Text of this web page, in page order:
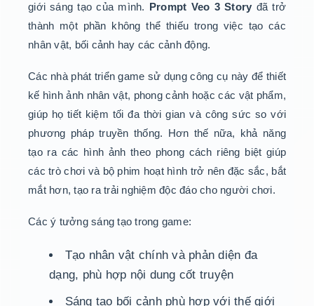
giới sáng tạo của mình. Prompt Veo 3 Story đã trở
thành một phần không thể thiếu trong việc tạo các
nhân vật, bối cảnh hay các cảnh động.
Các nhà phát triển game sử dụng công cụ này để thiết
kế hình ảnh nhân vật, phong cảnh hoặc các vật phẩm,
giúp họ tiết kiệm tối đa thời gian và công sức so với
phương pháp truyền thống. Hơn thế nữa, khả năng
tạo ra các hình ảnh theo phong cách riêng biệt giúp
các trò chơi và bộ phim hoạt hình trở nên đặc sắc, bắt
mắt hơn, tạo ra trải nghiệm độc đáo cho người chơi.
Các ý tưởng sáng tạo trong game:
Tạo nhân vật chính và phản diện đa
dạng, phù hợp nội dung cốt truyện
Sáng tạo bối cảnh phù hợp với thế giới